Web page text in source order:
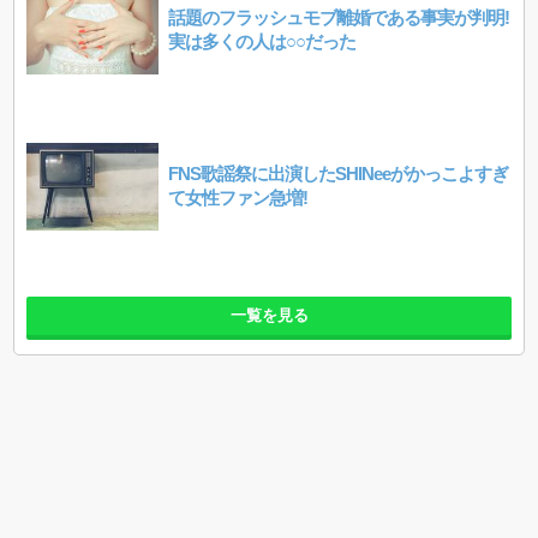
話題のフラッシュモブ離婚である事実が判明!
実は多くの人は○○だった
FNS歌謡祭に出演したSHINeeがかっこよすぎ
て女性ファン急増!
一覧を見る